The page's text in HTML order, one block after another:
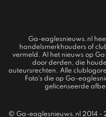
Ga-eaglesnieuws.nl
handelsmerkhouders of
vermeld. Al het nieuws op
door derden, die
auteursrechten. Alle
Foto's die op Ga-
gelicenseerde
© Ga-eaglesnieuws.nl 2014 -